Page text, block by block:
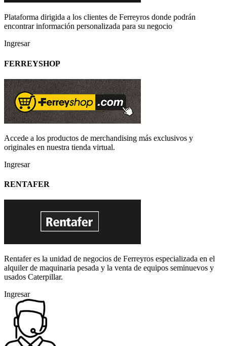
Plataforma dirigida a los clientes de Ferreyros donde podrán
encontrar información personalizada para su negocio
Ingresar
FERREYSHOP
Accede a los productos de merchandising más exclusivos y
originales en nuestra tienda virtual.
Ingresar
RENTAFER
Rentafer es la unidad de negocios de Ferreyros especializada en el
alquiler de maquinaria pesada y la venta de equipos seminuevos y
usados Caterpillar.
Ingresar